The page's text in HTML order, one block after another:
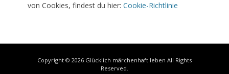
von Cookies, findest du hier: Cookie-Richtlinie
Copyright © 2026 Glücklich märchenhaft leben All Rights
Reserved.